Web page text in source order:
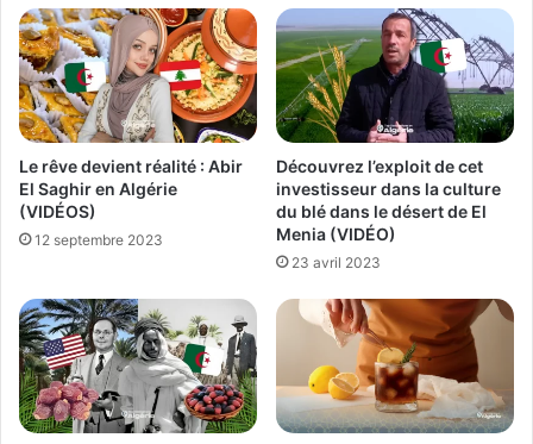
Le rêve devient réalité : Abir
El Saghir en Algérie
(VIDÉOS)
12 septembre 2023
Découvrez l’exploit de cet
investisseur dans la culture
du blé dans le désert de El
Menia (VIDÉO)
23 avril 2023